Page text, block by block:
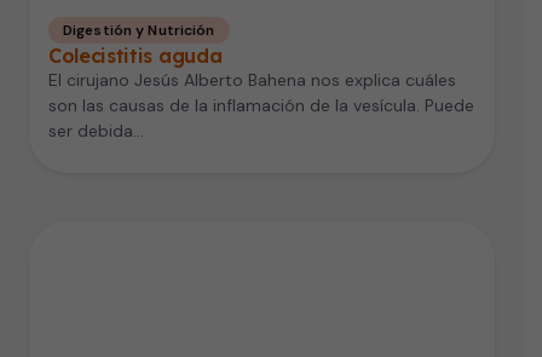
Digestión y Nutrición
Colecistitis aguda
El cirujano Jesús Alberto Bahena nos explica cuáles
son las causas de la inflamación de la vesícula. Puede
ser debida…